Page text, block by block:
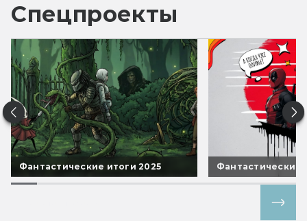
Спецпроекты
Фантастические итоги 2025 Фантастические